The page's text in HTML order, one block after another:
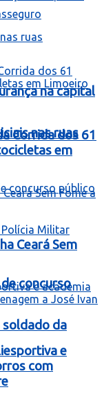
na capital
nas ruas
concurso
soldado da
seguro
Corrida dos 61
em
Ceará Sem
e
com